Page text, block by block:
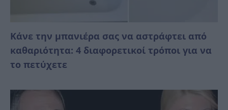
Κάνε την μπανιέρα σας να αστράφτει από
καθαριότητα: 4 διαφορετικοί τρόποι για να
το πετύχετε